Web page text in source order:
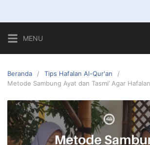
MENU
Beranda
Tips Hafalan Al-Qur'an
Metode Sambung Ayat dan Tasmi’ Agar